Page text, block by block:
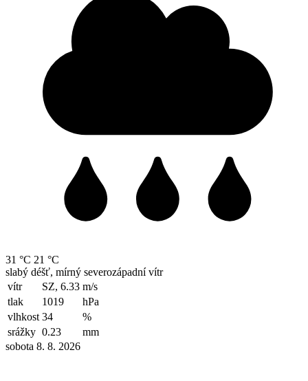
31 °C 21 °C
slabý déšť, mírný severozápadní vítr
vítr
SZ, 6.33 m/s
tlak
1019
hPa
vlhkost 34
%
srážky 0.23
mm
sobota 8. 8. 2026